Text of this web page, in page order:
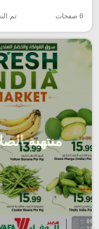
6 صفحات تم
منتهية